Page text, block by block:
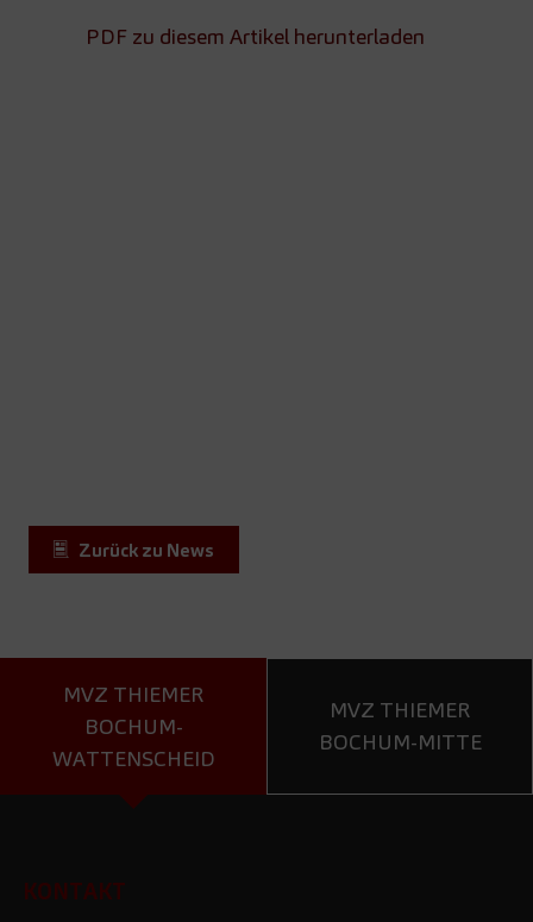
PDF zu diesem Artikel herunterladen
Zurück zu News
MVZ THIEMER
BOCHUM-
WATTENSCHEID
MVZ THIEMER
BOCHUM-MITTE
KONTAKT